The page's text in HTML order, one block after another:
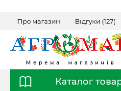
Про магазин Відгуки (127)
Мережа магазинів
Каталог